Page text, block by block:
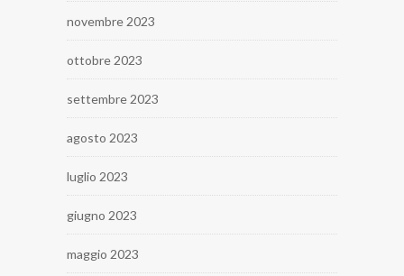
novembre 2023
ottobre 2023
settembre 2023
agosto 2023
luglio 2023
giugno 2023
maggio 2023